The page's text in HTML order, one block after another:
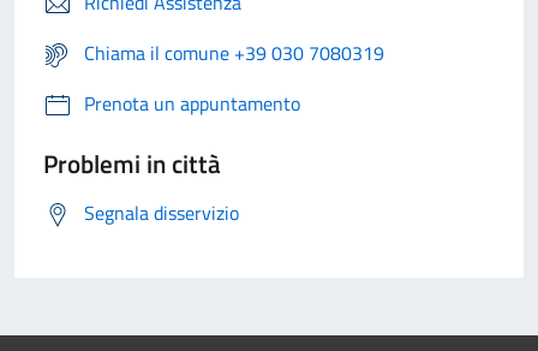
Chiama il comune +39 030 7080319
Prenota un appuntamento
Problemi in città
Segnala disservizio